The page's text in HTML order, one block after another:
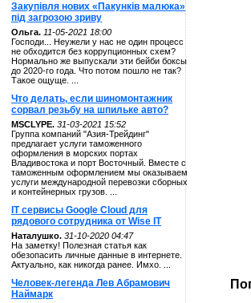
Закупівля нових «Пакунків малюка»
під загрозою зриву
Ольга. 11-05-2021 18:00
Господи... Неужели у нас не один процесс
не обходится без коррупционных схем?
Нормально же выпускали эти бейби боксы
до 2020-го года. Что потом пошло не так?
Такое ощуще. ...
Что делать, если шиномонтажник
сорвал резьбу на шпильке авто?
MSCLYPE. 31-03-2021 15:52
Группа компаний "Азия-Трейдинг"
предлагает услуги таможенного
оформления в морских портах
Владивостока и порт Восточный. Вместе с
таможенным оформлением мы оказываем
услуги международной перевозки сборных
и контейнерных грузов. ...
IT сервисы Google Cloud для
рядового сотрудника от Wise IT
Наталушко. 31-10-2020 04:47
На заметку! Полезная статья как
обезопасить личные данные в интернете.
Актуально, как никогда ранее. Имхо. ...
Человек-легенда Лев Абрамович
Наймарк